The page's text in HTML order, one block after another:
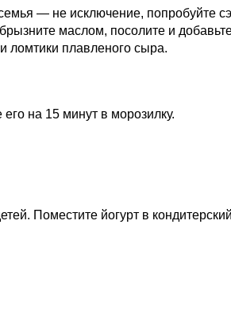
— не исключение, попробуйте
маслом, посолите и
ломтики плавленого сыра.
на 15 минут в морозилку.
Поместите йогурт в